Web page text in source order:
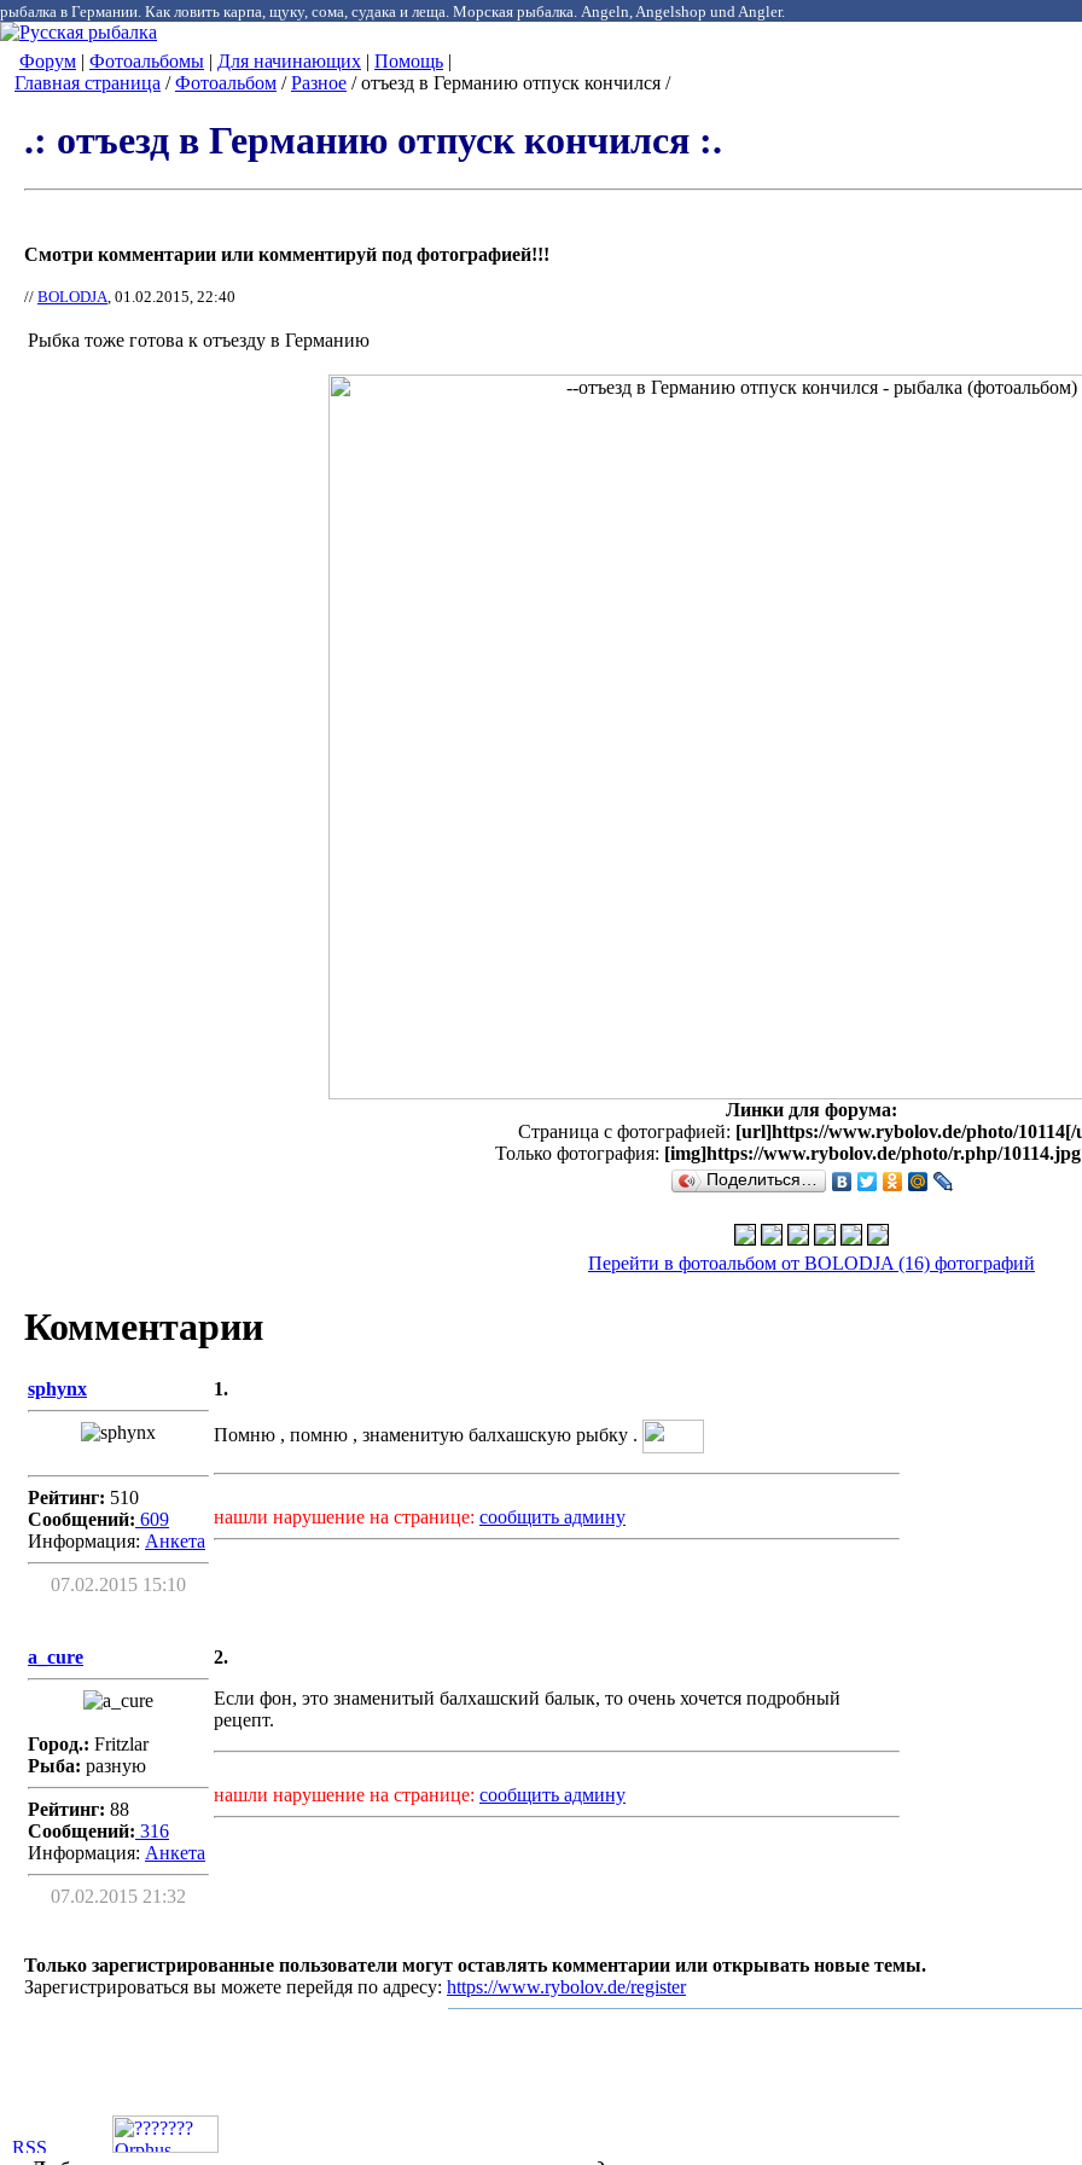
рыбалка в Германии. Как ловить карпа, щуку, сома, судака и леща. Морская рыбалка. Angeln, Angelshop und Angler.
Форум | Фотоальбомы | Для начинающих | Помощь |
Главная страница /Фотоальбом /Разное / отъезд в Германию отпуск кончился /
.: отъезд в Германию отпуск кончился :.
Смотри комментарии или комментируй под фотографией!!!
// BOLODJA, 01.02.2015, 22:40
Рыбка тоже готова к отъезду в Германию
Линки для форума:
Страница с фотографией: [url]https://www.rybolov.de/photo/
Только фотография: [img]https://www.rybolov.de/photo/r.php/
Поделиться…
Перейти в фотоальбом от BOLODJA (16) фотографий
Комментарии
sphynx
Рейтинг: 510
Сообщений: 609
Информация: Aнкета
07.02.2015 15:10
1.
Помню , помню , знаменитую балхашскую рыбку .
нашли нарушение на странице: сообщить админу
a_cure
Город.: Fritzlar
Рыба: разную
Рейтинг: 88
Сообщений: 316
Информация: Aнкета
07.02.2015 21:32
2.
Если фон, это знаменитый балхашский балык, то очень хочется подробный
рецепт.
нашли нарушение на странице: сообщить админу
Только зарегистрированные пользователи могут оставлять комментарии или открывать новые темы.
Зарегистрироваться вы можете перейдя по адресу: https://www.rybolov.de/register